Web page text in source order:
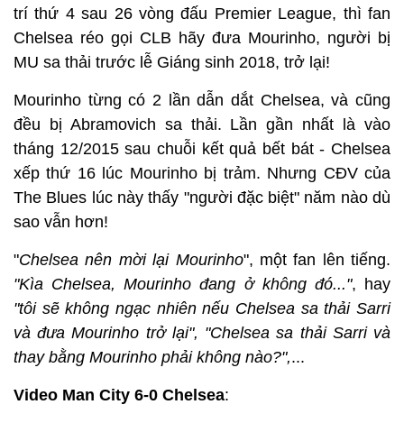
trí thứ 4 sau 26 vòng đấu Premier League, thì fan
Chelsea réo gọi CLB hãy đưa Mourinho, người bị
MU sa thải trước lễ Giáng sinh 2018, trở lại!
Mourinho từng có 2 lần dẫn dắt Chelsea, và cũng
đều bị Abramovich sa thải. Lần gần nhất là vào
tháng 12/2015 sau chuỗi kết quả bết bát - Chelsea
xếp thứ 16 lúc Mourinho bị trảm. Nhưng CĐV của
The Blues lúc này thấy "người đặc biệt" năm nào dù
sao vẫn hơn!
"Chelsea nên mời lại Mourinho", một fan lên tiếng.
"Kìa Chelsea, Mourinho đang ở không đó...", hay
"tôi sẽ không ngạc nhiên nếu Chelsea sa thải Sarri
và đưa Mourinho trở lại", "Chelsea sa thải Sarri và
thay bằng Mourinho phải không nào?",...
Video Man City 6-0 Chelsea: